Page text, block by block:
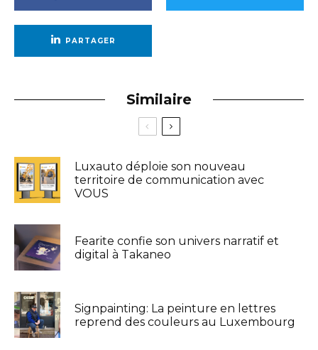
PARTAGER
Similaire
Luxauto déploie son nouveau
territoire de communication avec
VOUS
Fearite confie son univers narratif et
digital à Takaneo
Signpainting: La peinture en lettres
reprend des couleurs au Luxembourg